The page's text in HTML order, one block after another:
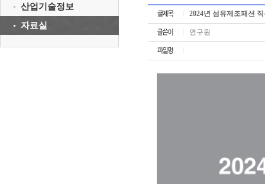
산업기술정보
자료실
2024년 섬유제조패션
연구원